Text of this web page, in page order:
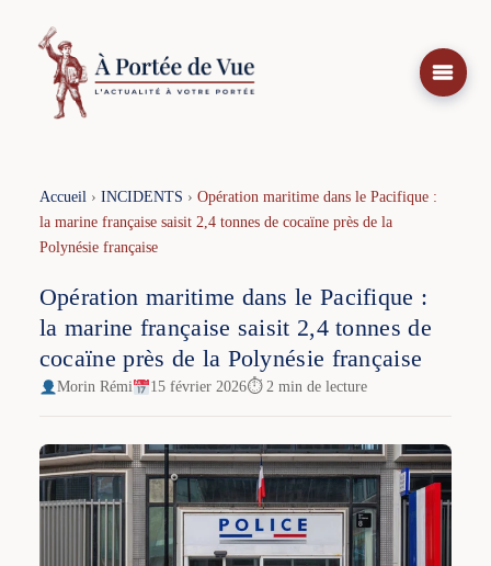
contenu
Accueil› INCIDENTS › Opération maritime dans le Pacifique :
la marine française saisit 2,4 tonnes de cocaïne près de la
Polynésie française
Opération maritime dans le Pacifique :
la marine française saisit 2,4 tonnes de
cocaïne près de la Polynésie française
Morin Rémi 15 février 2026⏱ 2 min de lecture